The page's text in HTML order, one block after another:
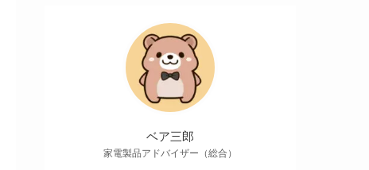
ベア三郎
家電製品アドバイザー（総合）